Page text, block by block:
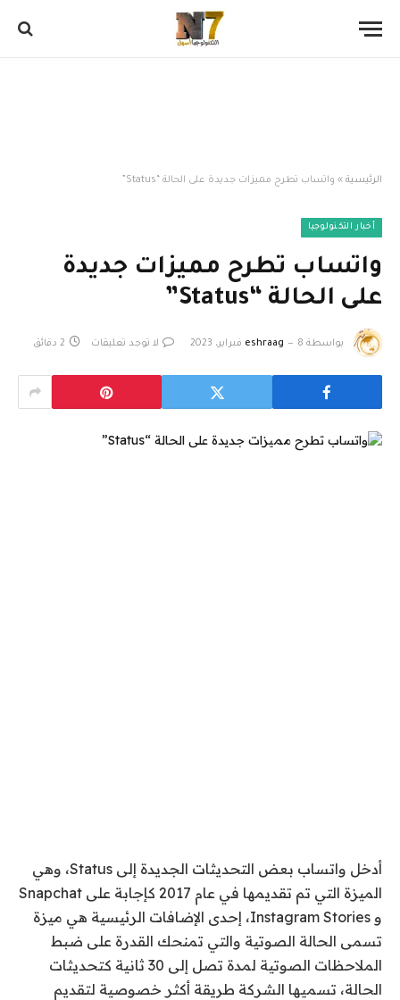
الرئيسية » واتساب تطرح مميزات جديدة على الحالة “Status”
أخبار التكنولوجيا
واتساب تطرح مميزات جديدة
على الحالة “Status”
بواسطة eshraag 8 فبراير، 2023 لا توجد تعليقات 2 دقائق
أدخل واتساب بعض التحديثات الجديدة إلى Status، وهي
الميزة التي تم تقديمها في عام 2017 كإجابة على
Snapchat
و Instagram Stories، إحدى الإضافات الرئيسية هي ميزة
تسمى الحالة الصوتية والتي تمنحك القدرة على ضبط
الملاحظات الصوتية لمدة تصل إلى 30 ثانية كتحديثات
الحالة، تسميها الشركة طريقة أكثر خصوصية لتقديم